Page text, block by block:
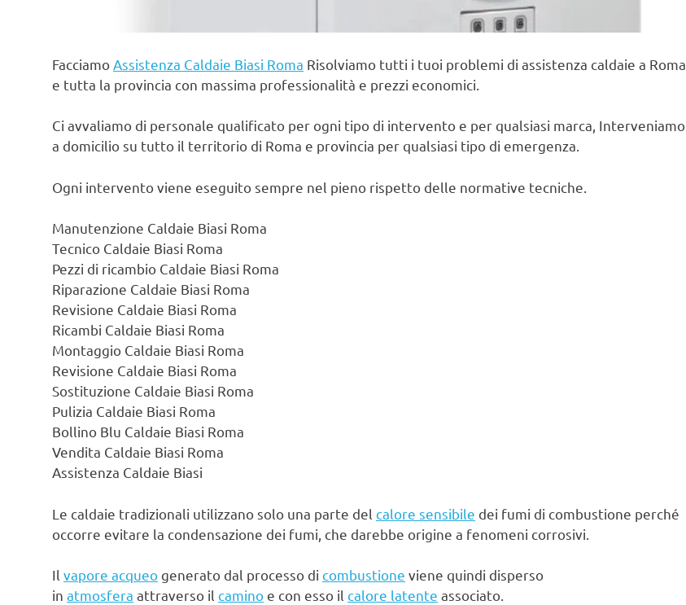
Facciamo Assistenza Caldaie Biasi Roma Risolviamo tutti i tuoi problemi di assistenza caldaie a Roma
e tutta la provincia con massima professionalità e prezzi economici.
Ci avvaliamo di personale qualificato per ogni tipo di intervento e per qualsiasi marca, Interveniamo
a domicilio su tutto il territorio di Roma e provincia per qualsiasi tipo di emergenza.
Ogni intervento viene eseguito sempre nel pieno rispetto delle normative tecniche.
Manutenzione Caldaie Biasi Roma
Tecnico Caldaie Biasi Roma
Pezzi di ricambio Caldaie Biasi Roma
Riparazione Caldaie Biasi Roma
Revisione Caldaie Biasi Roma
Ricambi Caldaie Biasi Roma
Montaggio Caldaie Biasi Roma
Revisione Caldaie Biasi Roma
Sostituzione Caldaie Biasi Roma
Pulizia Caldaie Biasi Roma
Bollino Blu Caldaie Biasi Roma
Vendita Caldaie Biasi Roma
Assistenza Caldaie Biasi
Le caldaie tradizionali utilizzano solo una parte del calore sensibile dei fumi di combustione perché
occorre evitare la condensazione dei fumi, che darebbe origine a fenomeni corrosivi.
Il vapore acqueo generato dal processo di combustione viene quindi disperso
in atmosfera attraverso il camino e con esso il calore latente associato.